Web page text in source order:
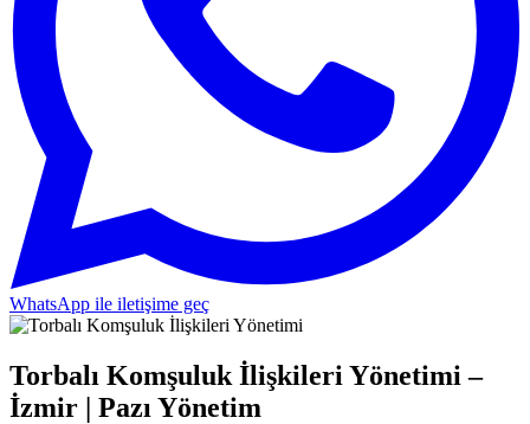
WhatsApp ile iletişime geç
Torbalı Komşuluk İlişkileri Yönetimi –
İzmir | Pazı Yönetim